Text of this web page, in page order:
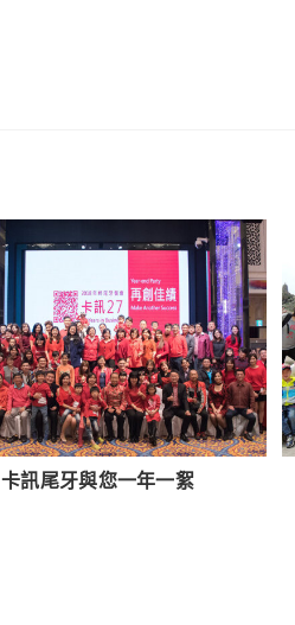
卡訊尾牙與您一年一絮